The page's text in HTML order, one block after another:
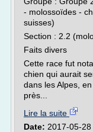
- molossoïdes -
suisses)
Section : 2.2
Faits divers
Cette race fut
chien qui aurait
dans les Alpes,
près...
Lire la suite
Date: 2017-05-